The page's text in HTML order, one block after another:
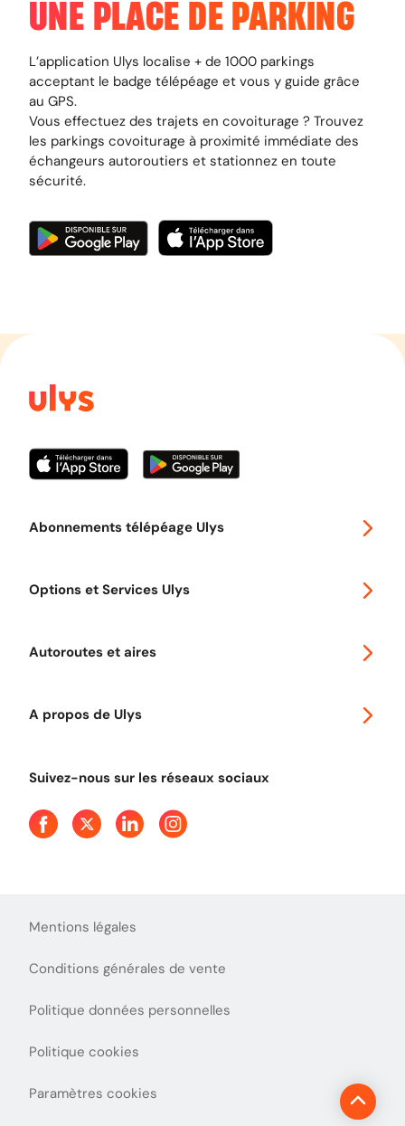
UNE PLACE DE PARKING
L’application Ulys localise + de 1000 parkings
acceptant le badge télépéage et vous y guide grâce
au GPS.
Vous effectuez des trajets en covoiturage ? Trouvez
les parkings covoiturage à proximité immédiate des
échangeurs autoroutiers et stationnez en toute
sécurité.
Abonnements télépéage Ulys
Options et Services Ulys
Autoroutes et aires
A propos de Ulys
Presse
Suivez-nous sur les réseaux sociaux
Mentions légales
Conditions générales de vente
Politique données personnelles
Politique cookies
Paramètres cookies